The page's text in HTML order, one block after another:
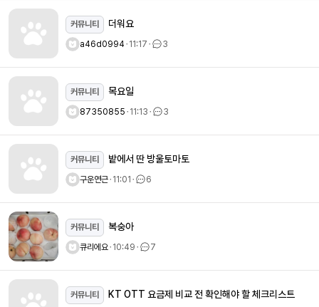
커뮤니티 더워요
a46d0994ㆍ11:17ㆍ 3
커뮤니티 목요일
87350855ㆍ11:13ㆍ 3
커뮤니티 밭에서 딴 방울토마토
구운연근ㆍ11:01ㆍ 6
커뮤니티 복숭아
큐리에요ㆍ10:49ㆍ 7
커뮤니티 KT OTT 요금제 비교 전 확인해야 할 체크리스트